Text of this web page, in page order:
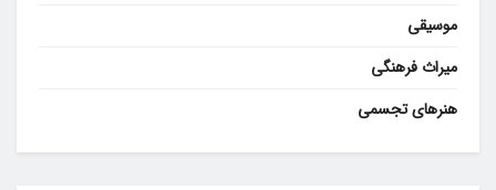
موسیقی
میراث فرهنگی
هنرهای تجسمی